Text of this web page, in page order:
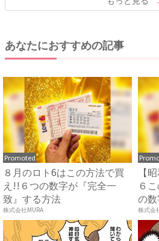
あなたにおすすめの記事
Promoted
８月のロト6はこの方法で買
え!!６つの数字が『完全一
致』する方法
株式会社MURA
【
６
の
方...
株式会